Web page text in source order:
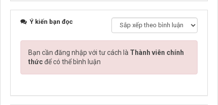
Ý kiến bạn đọc
Bạn cần đăng nhập với tư cách là Thành viên chính
thứcđể có thể bình luận